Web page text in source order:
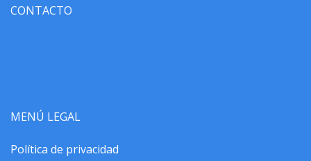
CONTACTO
MENÚ LEGAL
Política de privacidad